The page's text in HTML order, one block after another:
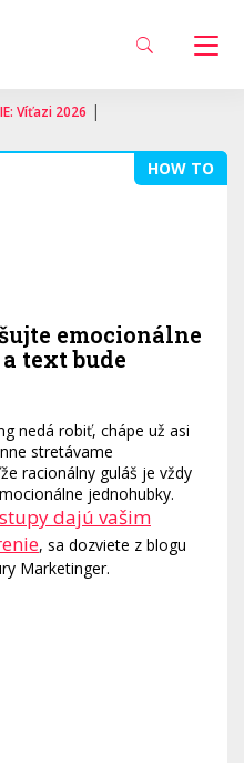
Víťazi 2026 |
HOW TO
emocionálne
text bude
nedá robiť, chápe už asi
stretávame
racionálny guláš je vždy
jednohubky.
dajú vašim
, sa dozviete z blogu
Marketinger.